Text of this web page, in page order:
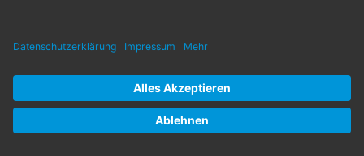
Carebox Filter
23,00 €